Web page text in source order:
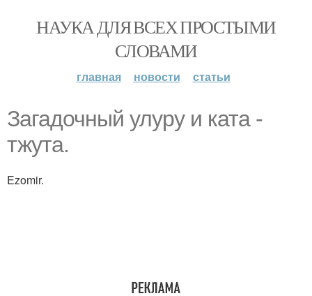
НАУКА ДЛЯ ВСЕХ ПРОСТЫМИ
СЛОВАМИ
главная новости статьи
Загадочный улуру и ката -
тжута.
Ezomir.